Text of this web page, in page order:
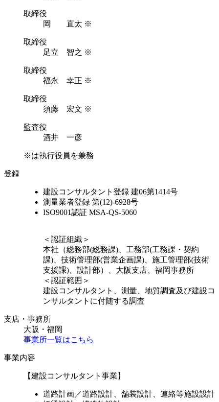
取締役
岡 直太 ※
取締役
足立 智之 ※
取締役
福永 幸正 ※
取締役
須藤 宏文 ※
監査役
酒井 一彦
※は執行役員を兼務
登録
建設コンサルタント登録 建06第1414号
測量業者登録 第(12)-6928号
ISO9001認証 MSA-QS-5060
＜認証組織＞
本社（総務部(総務課)、工務部(工務課・契約
課)、技術管理部(営業企画課)、施工管理部(技術
支援課)、設計部）、大阪支店、福岡事務所
＜認証範囲＞
建設コンサルタント、測量、地質調査及び建設コ
ンサルタントに付随する調査
支店・事務所
大阪・福岡
事業所一覧はこちら
事業内容
【建設コンサルタント事業】
道路計画／道路設計、舗装設計、連絡等施設設計